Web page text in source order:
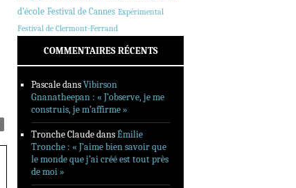
d'école Festival de Cannes Expérimental
Festival de Clermont-Ferrand
COMMENTAIRES RÉCENTS
PascaledansVibirson
Gnanatheepan : « J’observe, je me
construis, je m’affirme »
Tronche ClaudedansÉmilie
Tronche : « J’aime bien savoir que
le monde que j’ai créé est tout près
de moi »